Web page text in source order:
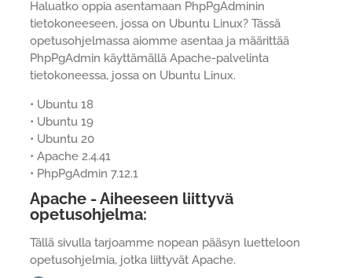
Haluatko oppia asentamaan PhpPgAdminin
tietokoneeseen, jossa on Ubuntu Linux? Tässä
opetusohjelmassa aiomme asentaa ja määrittää
PhpPgAdmin käyttämällä Apache-palvelinta
tietokoneessa, jossa on Ubuntu Linux.
• Ubuntu 18
• Ubuntu 19
• Ubuntu 20
• Apache 2.4.41
• PhpPgAdmin 7.12.1
Apache - Aiheeseen liittyvä
opetusohjelma:
Tällä sivulla tarjoamme nopean pääsyn luetteloon
opetusohjelmia, jotka liittyvät Apache.